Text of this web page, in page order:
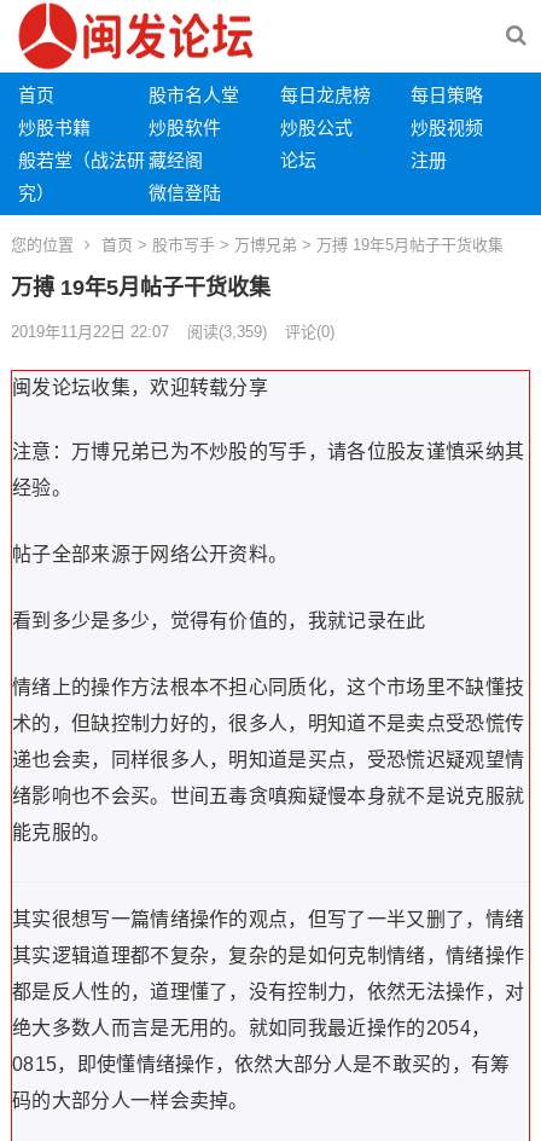
首页 股市名人堂 每日龙虎榜
每日策略
炒股书籍
炒股软件 炒股公式
炒股视频
般若堂（战法研
究）
藏经阁 论坛
注册
微信登陆
您的位置 首页 > 股市写手> 万博兄弟 > 万搏 19年5月帖子干货收集
万搏 19年5月帖子干货收集
2019年11月22日 22:07 阅读(3,359) 评论(0)
闽发论坛收集，欢迎转载分享
注意：万博兄弟已为不炒股的写手，请各位股友谨慎采纳其
经验。
帖子全部来源于网络公开资料。
看到多少是多少，觉得有价值的，我就记录在此
情绪上的操作方法根本不担心同质化，这个市场里不缺懂技
术的，但缺控制力好的，很多人，明知道不是卖点受恐慌传
递也会卖，同样很多人，明知道是买点，受恐慌迟疑观望情
绪影响也不会买。世间五毒贪嗔痴疑慢本身就不是说克服就
能克服的。
其实很想写一篇情绪操作的观点，但写了一半又删了，情绪
其实逻辑道理都不复杂，复杂的是如何克制情绪，情绪操作
都是反人性的，道理懂了，没有控制力，依然无法操作，对
绝大多数人而言是无用的。就如同我最近操作的2054，
0815，即使懂情绪操作，依然大部分人是不敢买的，有筹
码的大部分人一样会卖掉。